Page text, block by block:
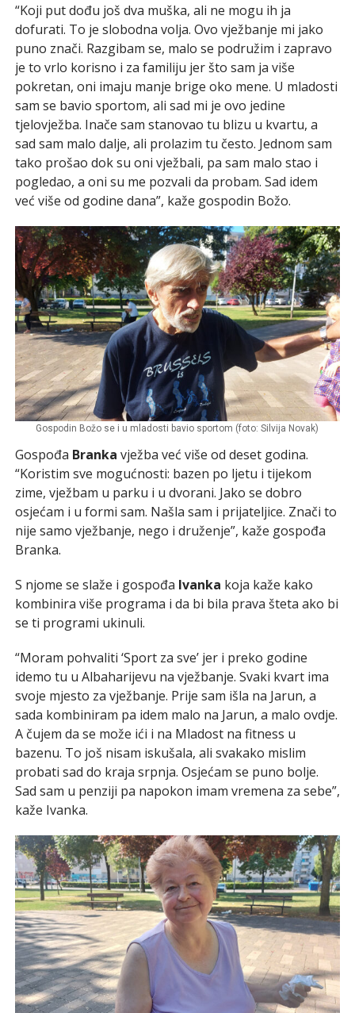
“Koji put dođu još dva muška, ali ne mogu ih ja
dofurati. To je slobodna volja. Ovo vježbanje mi jako
puno znači. Razgibam se, malo se podružim i zapravo
je to vrlo korisno i za familiju jer što sam ja više
pokretan, oni imaju manje brige oko mene. U mladosti
sam se bavio sportom, ali sad mi je ovo jedine
tjelovježba. Inače sam stanovao tu blizu u kvartu, a
sad sam malo dalje, ali prolazim tu često. Jednom sam
tako prošao dok su oni vježbali, pa sam malo stao i
pogledao, a oni su me pozvali da probam. Sad idem
već više od godine dana”, kaže gospodin Božo.
Gospodin Božo se i u mladosti bavio sportom (foto: Silvija Novak)
Gospođa Branka vježba već više od deset godina.
“Koristim sve mogućnosti: bazen po ljetu i tijekom
zime, vježbam u parku i u dvorani. Jako se dobro
osjećam i u formi sam. Našla sam i prijateljice. Znači to
nije samo vježbanje, nego i druženje”, kaže gospođa
Branka.
S njome se slaže i gospođa Ivanka koja kaže kako
kombinira više programa i da bi bila prava šteta ako bi
se ti programi ukinuli.
“Moram pohvaliti ‘Sport za sve’ jer i preko godine
idemo tu u Albaharijevu na vježbanje. Svaki kvart ima
svoje mjesto za vježbanje. Prije sam išla na Jarun, a
sada kombiniram pa idem malo na Jarun, a malo ovdje.
A čujem da se može ići i na Mladost na fitness u
bazenu. To još nisam iskušala, ali svakako mislim
probati sad do kraja srpnja. Osjećam se puno bolje.
Sad sam u penziji pa napokon imam vremena za sebe”,
kaže Ivanka.